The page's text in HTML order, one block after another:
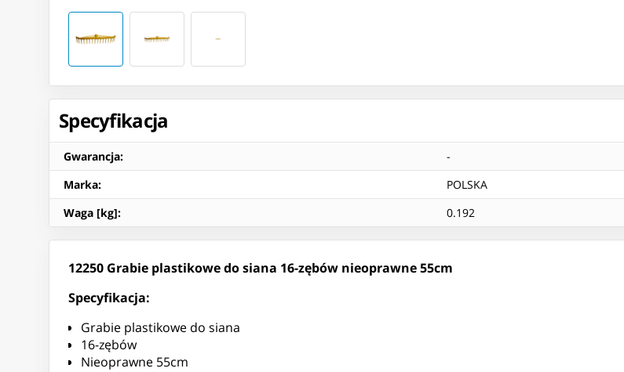
Specyfikacja
Gwarancja:
-
Marka:
POLSKA
Waga [kg]: 0.192
12250 Grabie plastikowe do siana 16-zębów nieoprawne 55cm
Specyfikacja:
Grabie plastikowe do siana
16-zębów
Nieoprawne 55cm